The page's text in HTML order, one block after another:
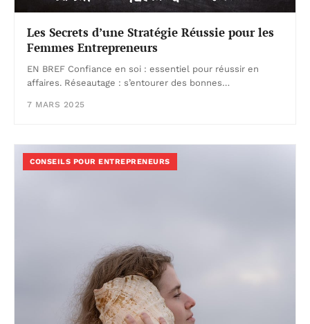
Les Secrets d’une Stratégie Réussie pour les
Femmes Entrepreneurs
EN BREF Confiance en soi : essentiel pour réussir en
affaires. Réseautage : s’entourer des bonnes…
7 MARS 2025
CONSEILS POUR ENTREPRENEURS